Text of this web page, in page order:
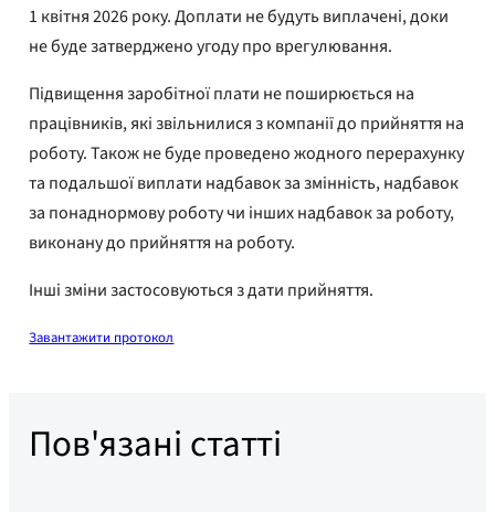
1 квітня 2026 року. Доплати не будуть виплачені, доки
не буде затверджено угоду про врегулювання.
Підвищення заробітної плати не поширюється на
працівників, які звільнилися з компанії до прийняття на
роботу. Також не буде проведено жодного перерахунку
та подальшої виплати надбавок за змінність, надбавок
за понаднормову роботу чи інших надбавок за роботу,
виконану до прийняття на роботу.
Інші зміни застосовуються з дати прийняття.
Завантажити протокол
Пов'язані статті